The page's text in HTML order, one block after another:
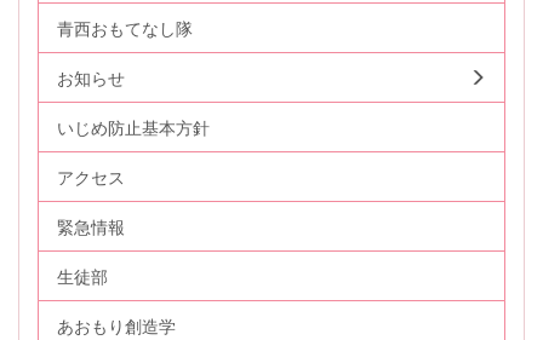
青西おもてなし隊
お知らせ
いじめ防止基本方針
アクセス
緊急情報
生徒部
あおもり創造学